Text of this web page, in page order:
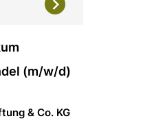
(m/w/d)
& Co. KG